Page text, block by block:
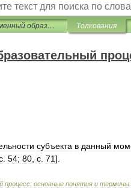
Современный образовательный процесс: основные понятия и термины Толкования
субъекта в данный
54; 80 c 71].
процесс: основные понятия и термины